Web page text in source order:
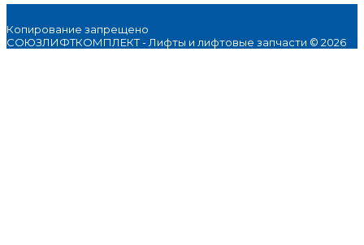
Копирование запрещено
СОЮЗЛИФТКОМПЛЕКТ - Лифты и лифтовые запчасти © 2026